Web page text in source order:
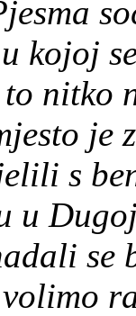
kojoj
nitko
je
s
u
se
volimo